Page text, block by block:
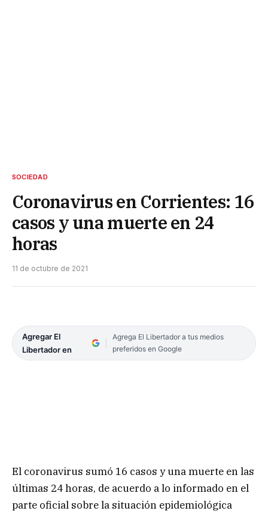
SOCIEDAD
Coronavirus en Corrientes: 16
casos y una muerte en 24
horas
11 de octubre de 2021
Agregar El
Libertador en
Agrega El Libertador a tus medios
preferidos en Google
El coronavirus sumó 16 casos y una muerte en las
últimas 24 horas, de acuerdo a lo informado en el
parte oficial sobre la situación epidemiológica